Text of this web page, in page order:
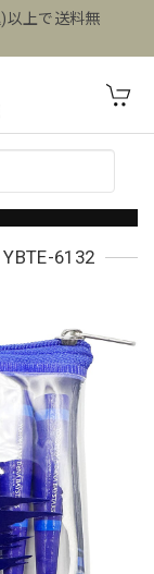
以上で送料無
6132